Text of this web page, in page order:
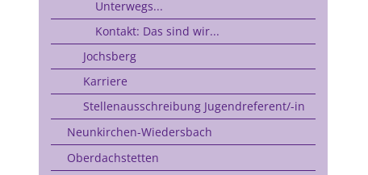
Unterwegs...
Kontakt: Das sind wir...
Jochsberg
Karriere
Stellenausschreibung Jugendreferent/-in
Neunkirchen-Wiedersbach
Oberdachstetten